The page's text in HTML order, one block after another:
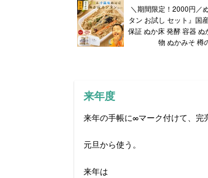
＼期間限定！2000円／
タン お試し セット』国
保証 ぬか床 発酵 容器
物 ぬかみそ 樽
来年度
来年の手帳に∞マーク付けて、完
元旦から使う。
来年は